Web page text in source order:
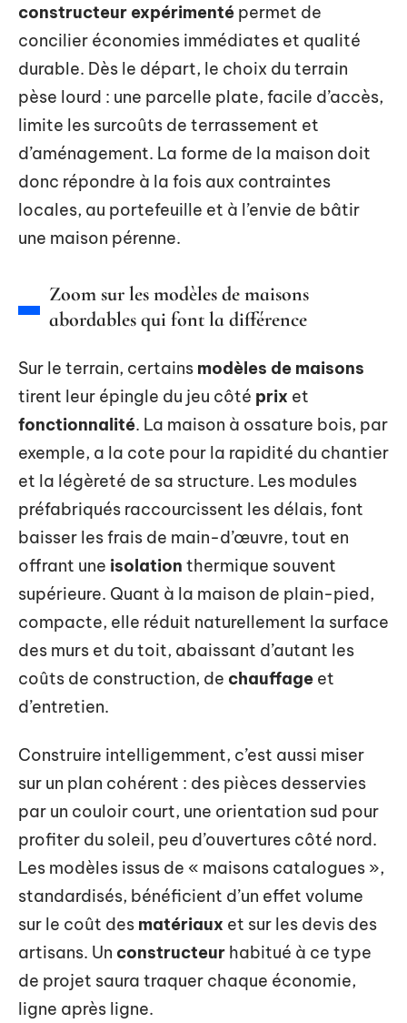
constructeur expérimenté permet de
concilier économies immédiates et qualité
durable. Dès le départ, le choix du terrain
pèse lourd : une parcelle plate, facile d’accès,
limite les surcoûts de terrassement et
d’aménagement. La forme de la maison doit
donc répondre à la fois aux contraintes
locales, au portefeuille et à l’envie de bâtir
une maison pérenne.
Zoom sur les modèles de maisons
abordables qui font la différence
Sur le terrain, certains modèles de maisons
tirent leur épingle du jeu côté prix et
fonctionnalité. La maison à ossature bois, par
exemple, a la cote pour la rapidité du chantier
et la légèreté de sa structure. Les modules
préfabriqués raccourcissent les délais, font
baisser les frais de main-d’œuvre, tout en
offrant une isolation thermique souvent
supérieure. Quant à la maison de plain-pied,
compacte, elle réduit naturellement la surface
des murs et du toit, abaissant d’autant les
coûts de construction, de chauffage et
d’entretien.
Construire intelligemment, c’est aussi miser
sur un plan cohérent : des pièces desservies
par un couloir court, une orientation sud pour
profiter du soleil, peu d’ouvertures côté nord.
Les modèles issus de « maisons catalogues »,
standardisés, bénéficient d’un effet volume
sur le coût des matériaux et sur les devis des
artisans. Un constructeur habitué à ce type
de projet saura traquer chaque économie,
ligne après ligne.